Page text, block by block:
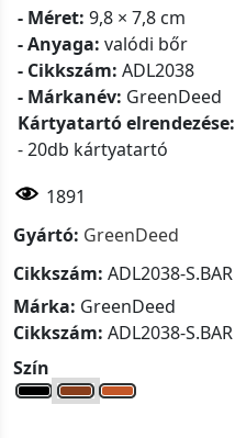
- Méret: 9,8 × 7,8 cm
- Anyaga: valódi bőr
- Cikkszám: ADL2038
- Márkanév: GreenDeed
Kártyatartó elrendezése:
- 20db kártyatartó
1891
Gyártó: GreenDeed
Cikkszám: ADL2038-S.BAR
Márka: GreenDeed
Cikkszám: ADL2038-S.BAR
Szín